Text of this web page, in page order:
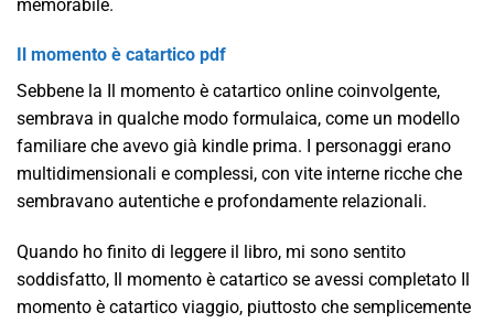
memorabile.
Il momento è catartico pdf
Sebbene la Il momento è catartico online coinvolgente,
sembrava in qualche modo formulaica, come un modello
familiare che avevo già kindle prima. I personaggi erano
multidimensionali e complessi, con vite interne ricche che
sembravano autentiche e profondamente relazionali.
Quando ho finito di leggere il libro, mi sono sentito
soddisfatto, Il momento è catartico se avessi completato Il
momento è catartico viaggio, piuttosto che semplicemente